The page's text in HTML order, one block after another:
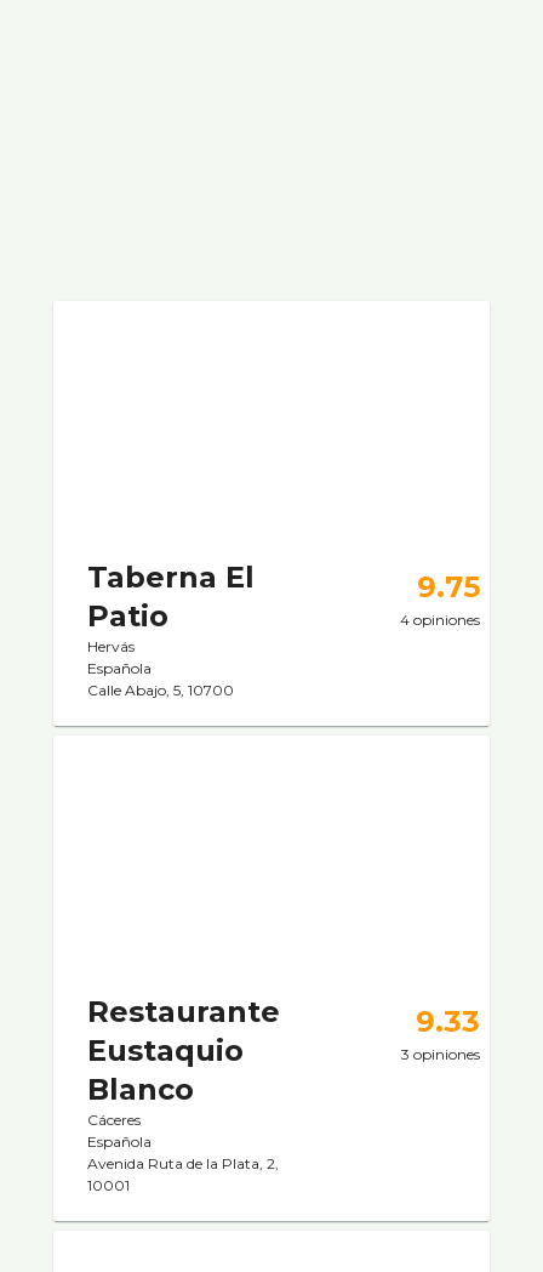
Taberna El
Patio
Hervás
Española
Calle Abajo, 5, 10700
9.75
4 opiniones
Restaurante
Eustaquio
Blanco
Cáceres
Española
Avenida Ruta de la Plata, 2,
10001
9.33
3 opiniones